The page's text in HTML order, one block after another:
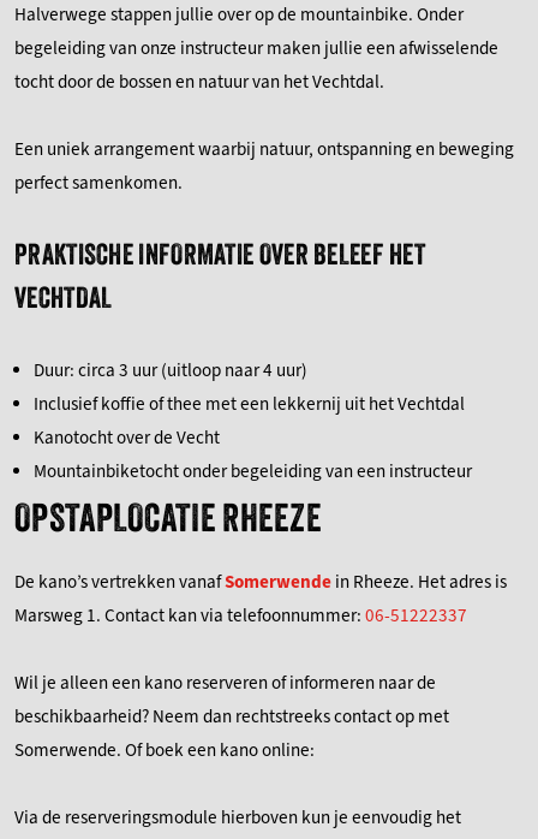
Halverwege stappen jullie over op de mountainbike. Onder
begeleiding van onze instructeur maken jullie een afwisselende
tocht door de bossen en natuur van het Vechtdal.
Een uniek arrangement waarbij natuur, ontspanning en beweging
perfect samenkomen.
PRAKTISCHE INFORMATIE OVER BELEEF HET
VECHTDAL
Duur: circa 3 uur (uitloop naar 4 uur)
Inclusief koffie of thee met een lekkernij uit het Vechtdal
Kanotocht over de Vecht
Mountainbiketocht onder begeleiding van een instructeur
OPSTAPLOCATIE RHEEZE
De kano’s vertrekken vanafSomerwende in Rheeze. Het adres is
Marsweg 1. Contact kan via telefoonnummer: 06-51222337
Wil je alleen een kano reserveren of informeren naar de
beschikbaarheid? Neem dan rechtstreeks contact op met
Somerwende. Of boek een kano online:
Via de reserveringsmodule hierboven kun je eenvoudig het